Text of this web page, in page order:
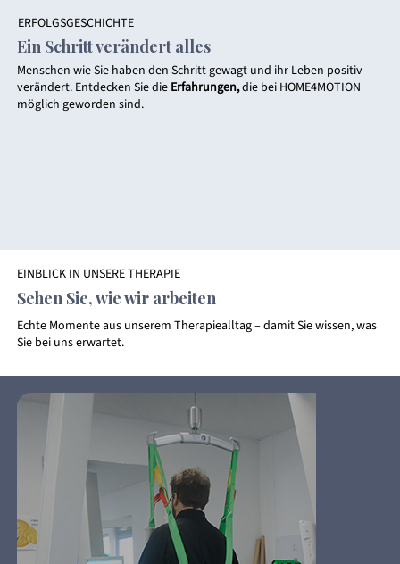
ERFOLGSGESCHICHTE
Ein Schritt verändert alles
Menschen wie Sie haben den Schritt gewagt und ihr Leben positiv
verändert. Entdecken Sie die Erfahrungen,die bei HOME4MOTION
möglich geworden sind.
EINBLICK IN UNSERE THERAPIE
Sehen Sie, wie wir arbeiten
Echte Momente aus unserem Therapiealltag – damit Sie wissen, was
Sie bei uns erwartet.